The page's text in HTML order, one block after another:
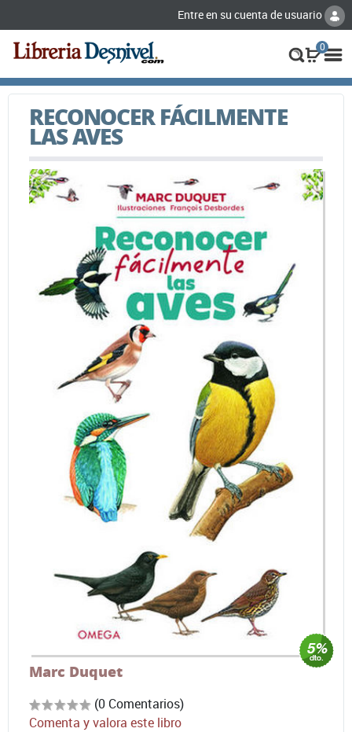
Entre en su cuenta de usuario
0
RECONOCER FÁCILMENTE
LAS AVES
Marc Duquet
(0 Comentarios)
Comenta y valora este libro